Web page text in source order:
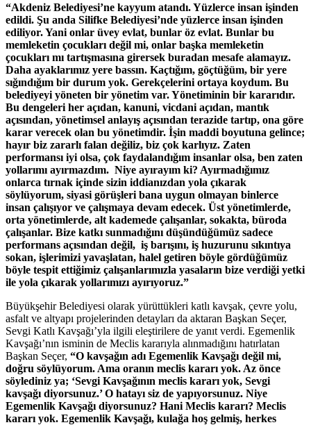
“Akdeniz Belediyesi’ne kayyum atandı. Yüzlerce insan işinden
edildi. Şu anda Silifke Belediyesi’nde yüzlerce insan işinden
ediliyor. Yani onlar üvey evlat, bunlar öz evlat. Bunlar bu
memleketin çocukları değil mi, onlar başka memleketin
çocukları mı tartışmasına girersek buradan mesafe alamayız.
Daha ayaklarımız yere bassın. Kaçtığım, göçtüğüm, bir yere
sığındığım bir durum yok. Gerekçelerini ortaya koydum. Bu
belediyeyi yöneten bir yönetim var. Yönetiminin bir kararıdır.
Bu dengeleri her açıdan, kanuni, vicdani açıdan, mantık
açısından, yönetimsel anlayış açısından terazide tartıp, ona göre
karar verecek olan bu yönetimdir. İşin maddi boyutuna gelince;
hayır biz zararlı falan değiliz, biz çok karlıyız. Zaten
performansı iyi olsa, çok faydalandığım insanlar olsa, ben zaten
yollarımı ayırmazdım. Niye ayırayım ki? Ayırmadığımız
onlarca tırnak içinde sizin iddianızdan yola çıkarak
söylüyorum, siyasi görüşleri bana uygun olmayan binlerce
insan çalışıyor ve çalışmaya devam edecek. Üst yönetimlerde,
orta yönetimlerde, alt kademede çalışanlar, sokakta, büroda
çalışanlar. Bize katkı sunmadığını düşündüğümüz sadece
performans açısından değil, iş barışını, iş huzurunu sıkıntıya
sokan, işlerimizi yavaşlatan, halel getiren böyle gördüğümüz
böyle tespit ettiğimiz çalışanlarımızla yasaların bize verdiği yetki
ile yola çıkarak yollarımızı ayırıyoruz.”
Büyükşehir Belediyesi olarak yürüttükleri katlı kavşak, çevre yolu,
asfalt ve altyapı projelerinden detayları da aktaran Başkan Seçer,
Sevgi Katlı Kavşağı’yla ilgili eleştirilere de yanıt verdi. Egemenlik
Kavşağı’nın isminin de Meclis kararıyla alınmadığını hatırlatan
Başkan Seçer, “O kavşağın adı Egemenlik Kavşağı değil mi,
doğru söylüyorum. Ama oranın meclis kararı yok. Az önce
söylediniz ya; ‘Sevgi Kavşağının meclis kararı yok, Sevgi
kavşağı diyorsunuz.’ O hatayı siz de yapıyorsunuz. Niye
Egemenlik Kavşağı diyorsunuz? Hani Meclis kararı? Meclis
kararı yok. Egemenlik Kavşağı, kulağa hoş gelmiş, herkes